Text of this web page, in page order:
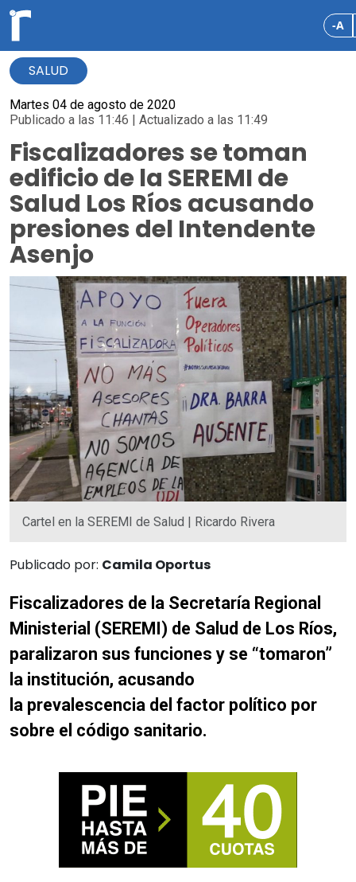
-A
SALUD
Martes 04 de agosto de 2020
Publicado a las 11:46 | Actualizado a las 11:49
Fiscalizadores se toman
edificio de la SEREMI de
Salud Los Ríos acusando
presiones del Intendente
Asenjo
Cartel en la SEREMI de Salud | Ricardo Rivera
Publicado por: Camila Oportus
Fiscalizadores de la Secretaría Regional
Ministerial (SEREMI) de Salud de Los Ríos,
paralizaron sus funciones y se “tomaron”
la institución, acusando
la prevalescencia del factor político por
sobre el código sanitario.